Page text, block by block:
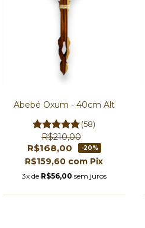
Abebé Oxum - 40cm Alt
(58)
R$210,00
R$168,00 -20%
R$159,60 com Pix
3x de R$56,00 sem juros